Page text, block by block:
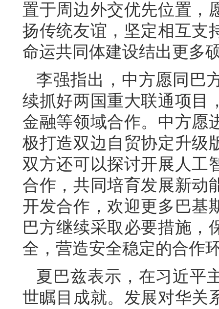
置于周边外交优先位置，
扬传统友谊，坚定相互支
命运共同体建设结出更多
李强指出，中方愿同巴
续抓好两国重大联通项目
金融等领域合作。中方愿
极打造双边自贸协定升级
双方还可以探讨开展人工
合作，共同培育发展新动
开发合作，欢迎更多巴基
巴方继续采取必要措施，
全，营造安全稳定的合作
夏巴兹表示，在习近平
世瞩目成就。发展对华关